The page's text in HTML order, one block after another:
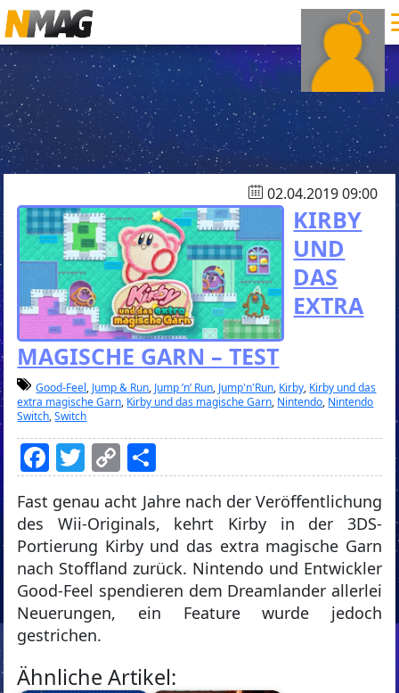
02.04.2019 09:00
KIRBY
UND
DAS
EXTRA
MAGISCHE GARN – TEST
Good-Feel, Jump & Run, Jump ’n’ Run, Jump'n'Run, Kirby, Kirby und das
extra magische Garn, Kirby und das magische Garn, Nintendo, Nintendo
Switch,Switch
Facebook
Twitter
Copy
Link
Fast genau acht Jahre nach der Veröffentlichung
des Wii-Originals, kehrt Kirby in der 3DS-
Portierung Kirby und das extra magische Garn
nach Stoffland zurück. Nintendo und Entwickler
Good-Feel spendieren dem Dreamlander allerlei
Neuerungen, ein Feature wurde jedoch
gestrichen.
Ähnliche Artikel: